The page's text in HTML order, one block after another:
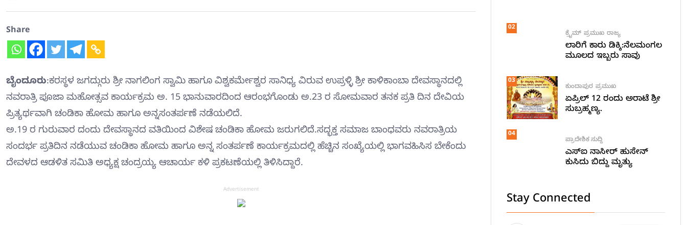
Share
ಬೈಂದೂರು:ಕರಸ್ಥಳ ಜಗದ್ಗುರು ಶ್ರೀ ನಾಗಲಿಂಗ ಸ್ವಾಮಿ ಹಾಗೂ ವಿಶ್ವಕರ್ಮೇಶ್ವರ ಸಾನಿಧ್ಯ ವಿರುವ ಉಪ್ರಳ್ಳಿ ಶ್ರೀ ಕಾಳಿಕಾಂಬಾ ದೇವಸ್ಥಾನದಲ್ಲಿ
ನವರಾತ್ರಿ ಪೂಜಾ ಮಹೋತ್ಸವ ಕಾರ್ಯಕ್ರಮ ಅ. 15 ಭಾನುವಾರದಿಂದ ಆರಂಭಗೊಂಡು ಅ.23 ರ ಸೋಮವಾರ ತನಕ ಪ್ರತಿ ದಿನ ದೇವಿಯ
ಪ್ರಿತ್ಯರ್ಥವಾಗಿ ಚಂಡಿಕಾ ಹೋಮ ಹಾಗೂ ಅನ್ನಸಂತರ್ಪಣೆ ನಡೆಯಲಿದೆ.
ಅ.19 ರ ಗುರುವಾರ ದಂದು ದೇವಸ್ಥಾನದ ವತಿಯಿಂದ ವಿಶೇಷ ಚಂಡಿಕಾ ಹೋಮ ಜರುಗಲಿದೆ.ಸದ್ಭಕ್ತ ಸಮಾಜ ಬಾಂಧವರು ನವರಾತ್ರಿಯ
ಸಂದರ್ಭ ಪ್ರತಿದಿನ ನಡೆಯುವ ಚಂಡಿಕಾ ಹೋಮ ಹಾಗೂ ಅನ್ನ ಸಂತರ್ಪಣೆ ಕಾರ್ಯಕ್ರಮದಲ್ಲಿ ಹೆಚ್ಚಿನ ಸಂಖ್ಯೆಯಲ್ಲಿ ಭಾಗವಹಿಸಿಸ ಬೇಕೆಂದು
ದೇವಳದ ಆಡಳಿತ ಸಮಿತಿ ಅಧ್ಯಕ್ಷ ಚಂದ್ರಯ್ಯ ಆಚಾರ್ಯ ಕಳಿ ಪ್ರಕಟಣೆಯಲ್ಲಿ ತಿಳಿಸಿದ್ದಾರೆ.
Advertisement
02
ಕ್ರೈಮ್ ಪ್ರಮುಖ ರಾಜ್ಯ
ಲಾರಿಗೆ ಕಾರು ಡಿಕ್ಕಿ:ನೆಲಮಂಗಲ
ಮೂಲದ ಇಬ್ಬರು ಸಾವು
03
ಕುಂದಾಪುರ ಪ್ರಮುಖ
ಏಪ್ರಿಲ್ 12 ರಂದು ಅರಾಟೆ ಶ್ರೀ
ಸುಬ್ರಹ್ಮಣ್ಯ.
04
ಪ್ರಾದೇಶಿಕ ಸುದ್ದಿ
ಎಸ್ಐ ನಾಸೀರ್ ಹುಸೇನ್
ಕುಸಿದು ಬಿದ್ದು ಮೃತ್ಯು
Stay Connected